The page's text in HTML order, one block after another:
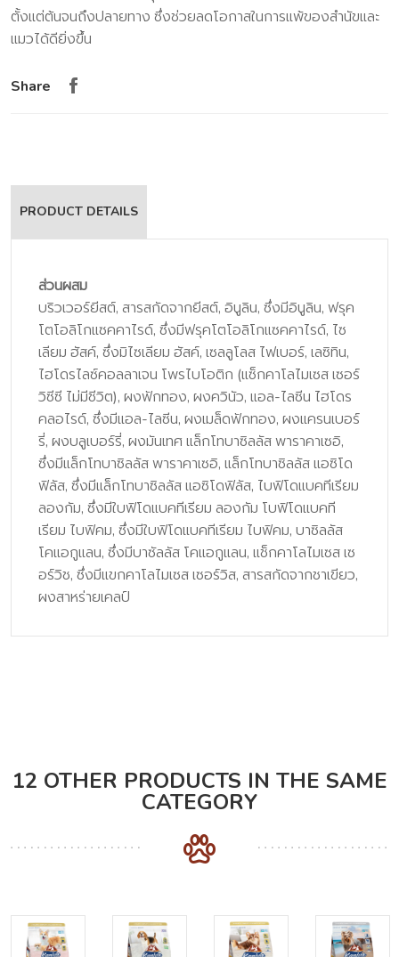
ตั้งแต่ต้นจนถึงปลายทาง ซึ่งช่วยลดโอกาสในการแพ้ของสํานัขและ
แมวได้ดียิ่งขึ้น
Share
PRODUCT DETAILS
ส่วนผสม
บริวเวอร์ยีสต์, สารสกัดจากยีสต์, อินูลิน, ซึ่งมีอินูลิน, ฟรุค
โตโอลิโกแซคคาไรด์, ซึ่งมีฟรุคโตโอลิโกแซคคาไรด์, ไซ
เลียม ฮัสค์, ซึ่งมิไซเลียม ฮัสค์, เซลลูโลส ไฟเบอร์, เลซิทิน,
ไฮโดรไลซ์คอลลาเจน โพรไบโอติก (แซ็กคาโลไมเซส เซอร์
วิซีซี ไม่มีชีวิต), ผงฟักทอง, ผงควินัว, แอล-ไลซีน ไฮโดร
คลอไรด์, ซึ่งมีแอล-ไลซีน, ผงเมล็ดฟักทอง, ผงแครนเบอร์
รี่, ผงบลูเบอร์รี่, ผงมันเทศ แล็กโทบาซิลลัส พาราคาเซอิ,
ซึ่งมีแล็กโทบาซิลลัส พาราคาเซอิ, แล็กโทบาซิลลัส แอซิโด
ฟิลัส, ซึ่งมีแล็กโทบาซิลลัส แอซิโดฟิลัส, ไบฟิโดแบคทีเรียม
ลองกัม, ซึ่งมีใบฟิโดแบคทีเรียม ลองกัม โบฟิโดแบคที
เรียม ไบฟิคม, ซึ่งมีใบฟิโดแบคทีเรียม ไบฟิคม, บาซิลลัส
โคแอกูแลน, ซึ่งมีบาซัลลัส โคแอกูแลน, แช็กคาโลไมเซส เซ
อร์วิช, ซึ่งมีแขกคาโลไมเซส เซอร์วิส, สารสกัดจากชาเขียว,
ผงสาหร่ายเคลป์
12 OTHER PRODUCTS IN THE SAME
CATEGORY